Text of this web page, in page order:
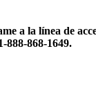
a la línea de
888-868-1649.